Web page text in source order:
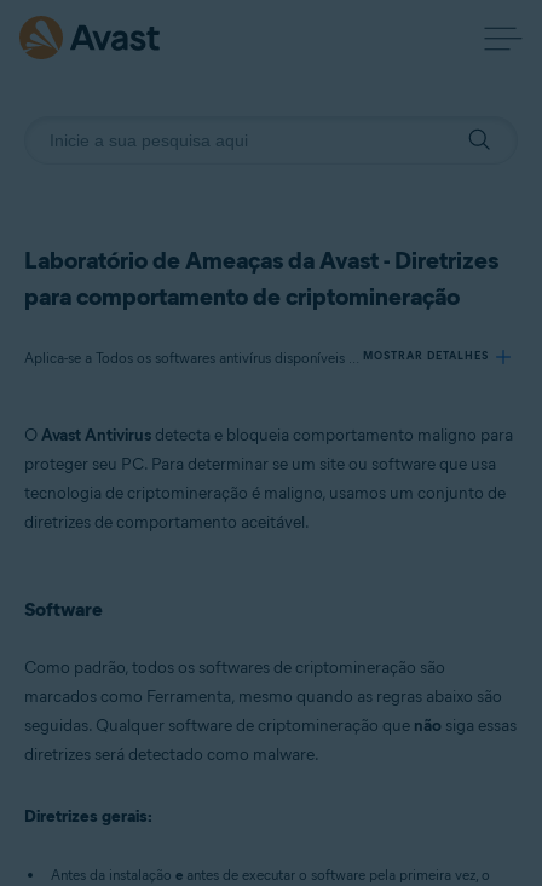
Laboratório de Ameaças da Avast - Diretrizes
para comportamento de criptomineração
Aplica-se a Todos os softwares antivírus disponíveis da Avast MOSTRAR DETALHES
Sistemas operacionais:
O Avast Antivirus detecta e bloqueia comportamento maligno para
proteger seu PC. Para determinar se um site ou software que usa
tecnologia de criptomineração é maligno, usamos um conjunto de
diretrizes de comportamento aceitável.
Software
Como padrão, todos os softwares de criptomineração são
marcados como Ferramenta, mesmo quando as regras abaixo são
seguidas. Qualquer software de criptomineração que não siga essas
diretrizes será detectado como malware.
Diretrizes gerais:
Antes da instalação e antes de executar o software pela primeira vez, o